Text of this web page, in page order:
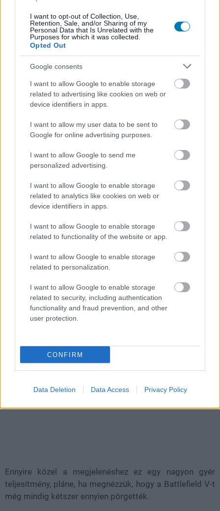
I want to opt-out of Collection, Use,
Retention, Sale, and/or Sharing of my
Personal Data that Is Unrelated with the
Purposes for which it was collected.
Opted Out
Google consents
I want to allow Google to enable storage
related to advertising like cookies on web or
device identifiers in apps.
I want to allow my user data to be sent to
Google for online advertising purposes.
I want to allow Google to send me
personalized advertising.
I want to allow Google to enable storage
related to analytics like cookies on web or
device identifiers in apps.
I want to allow Google to enable storage
related to functionality of the website or app.
I want to allow Google to enable storage
related to personalization.
I want to allow Google to enable storage
related to security, including authentication
functionality and fraud prevention, and other
user protection.
CONFIRM
Data Deletion Data Access Privacy Policy
miközben a DICE és az EA mélyen hallgatnak a
fejlesztéseket illetően.
21.86%
Maradjunk annyiban, hogy idén sem a Call of Duty, sem a
Battlefield nem remekeltek. A nagy FPS-szériák új
epizódjai közel sem hozták az elvárt szintet, de az utóbbi
A Battlefield 2042 rengeteg hiányossággal küzd, és ezt
már sem az EA, sem a DICE nem tagadhatja tovább. A
fejlesztők teljes visszavonulót fújtak, és az első szezon
addig rendbe tehessék a játék egészét.
Ez egyébként nem a legrosszabb döntés, amit hozhat
lenne kommunikálni a vásárlókkal, hogy azok hite
megmaradhasson a címben. Ha mindenki hallgatásba
burkolózik, akkor bizony olyan helyzet fog előállni, mint a
tegnap este, amikor a játékosszám még az epizód
címében szereplő évszámot sem érte el Steamen.
Ennyire közel a megjelenéshez ez egy nagyon gyér
teljesítmény, pláne, ha megnézzük, hogy a Battlefield V-t
még mindig kétszer ennyien pörgették.